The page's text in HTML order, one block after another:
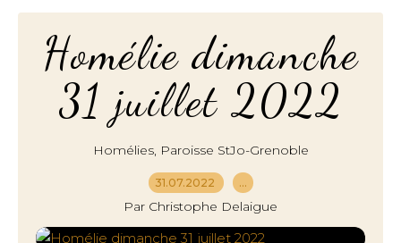
Homélie dimanche
31 juillet 2022
Homélies, Paroisse StJo-Grenoble
31.07.2022 …
Par Christophe Delaigue